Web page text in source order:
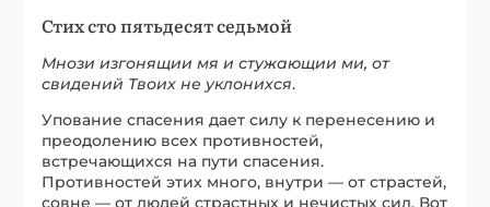
Стих сто пятьдесят седьмой
Мнози изгонящии мя и стужающии ми, от
свидений Твоих не уклонихся.
Упование спасения дает силу к перенесению и
преодолению всех противностей,
встречающихся на пути спасения.
Противностей этих много, внутри — от страстей,
совне — от людей страстных и нечистых сил. Вот